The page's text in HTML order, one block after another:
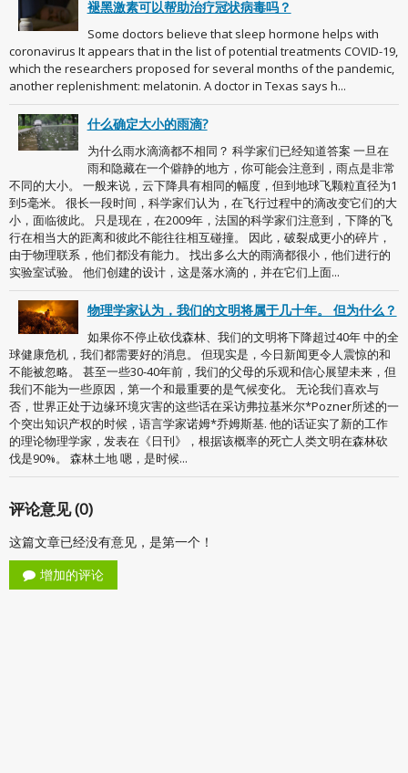
褪黑激素可以帮助治疗冠状病毒吗？
Some doctors believe that sleep hormone helps with
coronavirus It appears that in the list of potential treatments COVID-19,
which the researchers proposed for several months of the pandemic,
another replenishment: melatonin. A doctor in Texas says h...
什么确定大小的雨滴?
为什么雨水滴滴都不相同？ 科学家们已经知道答案 一旦在
雨和隐藏在一个僻静的地方，你可能会注意到，雨点是非常
不同的大小。 一般来说，云下降具有相同的幅度，但到地球飞颗粒直径为1
到5毫米。 很长一段时间，科学家们认为，在飞行过程中的滴改变它们的大
小，面临彼此。 只是现在，在2009年，法国的科学家们注意到，下降的飞
行在相当大的距离和彼此不能往往相互碰撞。 因此，破裂成更小的碎片，
由于物理联系，他们都没有能力。 找出多么大的雨滴都很小，他们进行的
实验室试验。 他们创建的设计，这是落水滴的，并在它们上面...
物理学家认为，我们的文明将属于几十年。 但为什么？
如果你不停止砍伐森林、我们的文明将下降超过40年 中的全
球健康危机，我们都需要好的消息。 但现实是，今日新闻更令人震惊的和
不能被忽略。 甚至一些30-40年前，我们的父母的乐观和信心展望未来，但
我们不能为一些原因，第一个和最重要的是气候变化。 无论我们喜欢与
否，世界正处于边缘环境灾害的这些话在采访弗拉基米尔*Pozner所述的一
个突出知识产权的时候，语言学家诺姆*乔姆斯基. 他的话证实了新的工作
的理论物理学家，发表在《日刊》，根据该概率的死亡人类文明在森林砍
伐是90%。 森林土地 嗯，是时候...
评论意见 (0)
这篇文章已经没有意见，是第一个！
增加的评论